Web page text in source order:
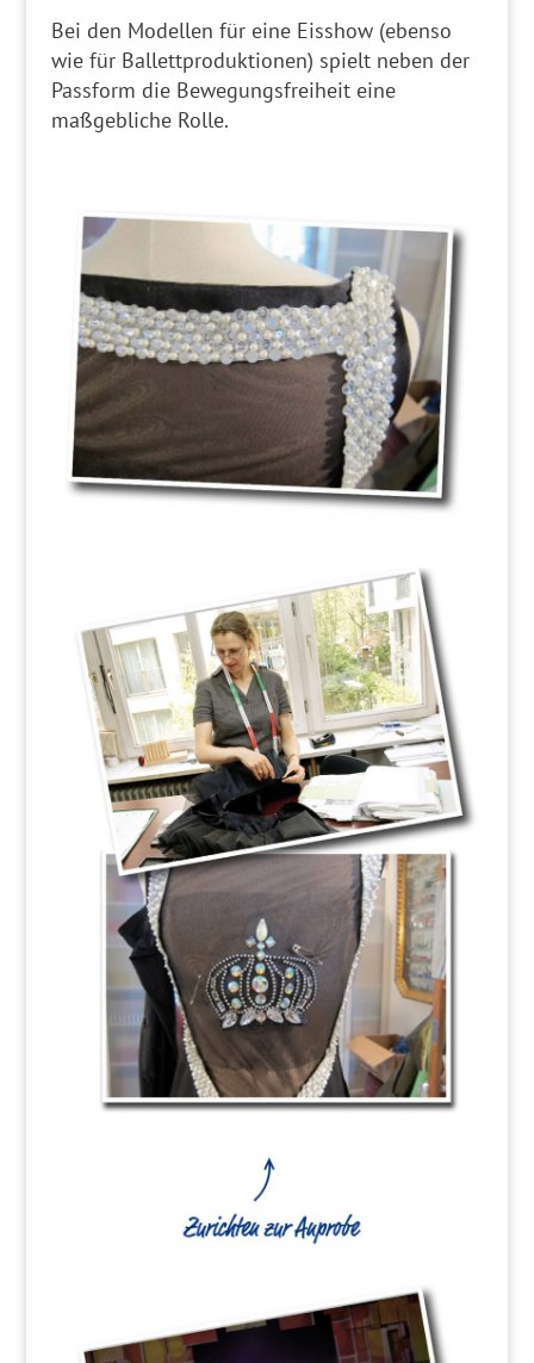
Bei den Modellen für eine Eisshow (ebenso
wie für Ballettproduktionen) spielt neben der
Passform die Bewegungsfreiheit eine
maßgebliche Rolle.